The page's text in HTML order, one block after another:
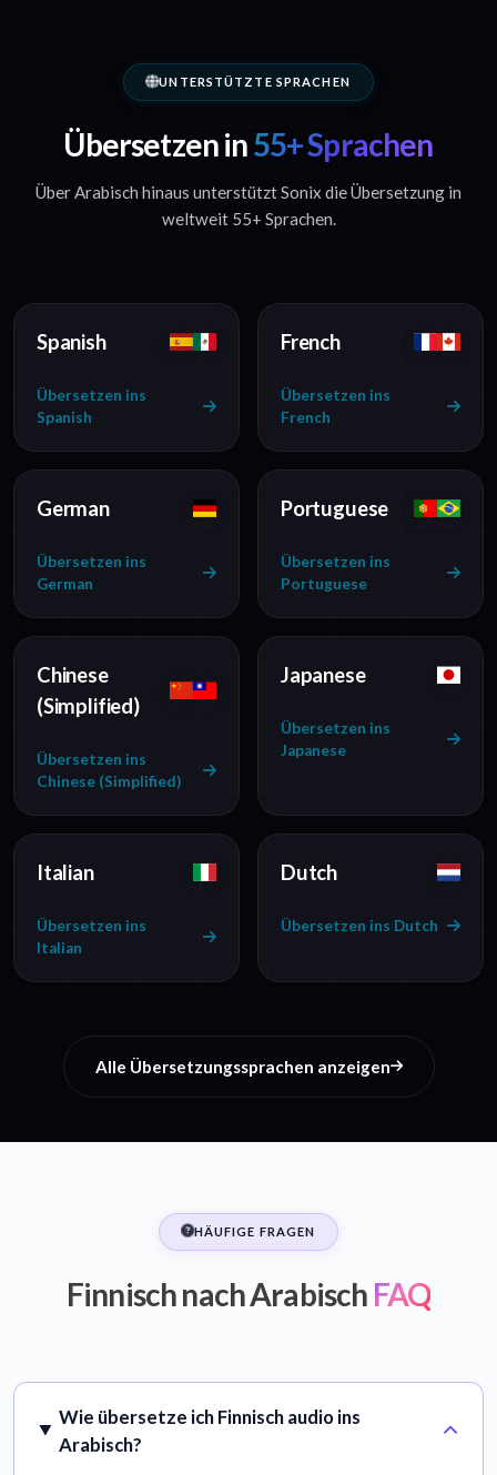
UNTERSTÜTZTE SPRACHEN
Übersetzen in55+ Sprachen
Über Arabisch hinaus unterstützt Sonix die Übersetzung in
weltweit 55+ Sprachen.
Spanish
Übersetzen ins
Spanish
French
Übersetzen ins
French
German
Übersetzen ins
German
Portuguese
Übersetzen ins
Portuguese
Chinese
(Simplified)
Übersetzen ins
Chinese (Simplified)
Japanese
Übersetzen ins
Japanese
Italian
Übersetzen ins
Italian
Dutch
Übersetzen ins Dutch
Alle Übersetzungssprachen anzeigen
HÄUFIGE FRAGEN
Finnisch nach Arabisch FAQ
Wie übersetze ich Finnisch audio ins
Arabisch?